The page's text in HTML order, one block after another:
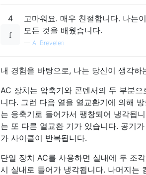
4
고마워요. 매우 친절합니다. 나는
모든 것을 배웠습니다.
— AI Breveleri
내 경험을 바탕으로, 나는 당신이 생각
AC 장치는 압축기와 콘덴서의 두 부분
니다. 그런 다음 열을 열교환기에 의해
는 응축기로 들어가서 팽창되어 냉각됩
는 또 다른 열교환 기가 있습니다. 공기
가 사이클이 반복됩니다.
단일 장치 AC를 사용하면 실내에 두 조
시 실내로 들어가 냉각됩니다. 나머지는